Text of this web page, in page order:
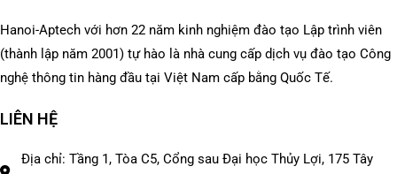
Hanoi-Aptech với hơn 22 năm kinh nghiệm đào tạo Lập trình viên
(thành lập năm 2001) tự hào là nhà cung cấp dịch vụ đào tạo Công
nghệ thông tin hàng đầu tại Việt Nam cấp bằng Quốc Tế.
LIÊN HỆ
Địa chỉ: Tầng 1, Tòa C5, Cổng sau Đại học Thủy Lợi, 175 Tây